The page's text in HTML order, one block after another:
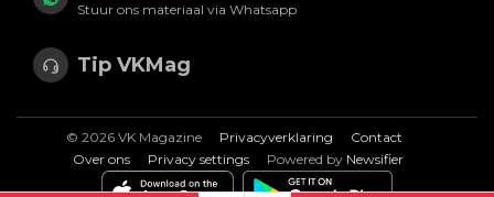
Stuur ons materiaal via Whatsapp
Tip VKMag
© 2026 VK Magazine Privacyverklaring
Contact
Over ons
Privacy settings Powered by Newsifier